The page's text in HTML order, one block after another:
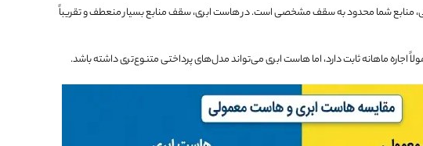
منابع شما محدود به سقف مشخصی است. در هاست ابری، سقف منابع بسیار منعطف و تقریباً
ماهانه ثابت دارد، اما هاست ابری می‌تواند مدل‌های پرداختی متنوع‌تری داشته باشد.